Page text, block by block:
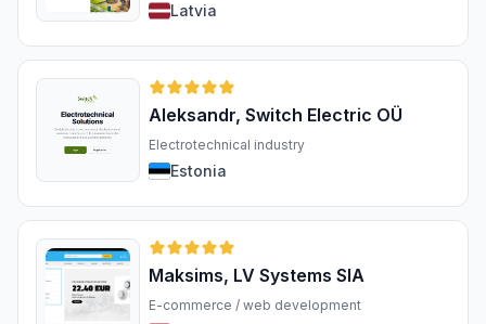
Latvia
Aleksandr, Switch Electric OÜ
Electrotechnical industry
Estonia
Maksims, LV Systems SIA
E-commerce / web development